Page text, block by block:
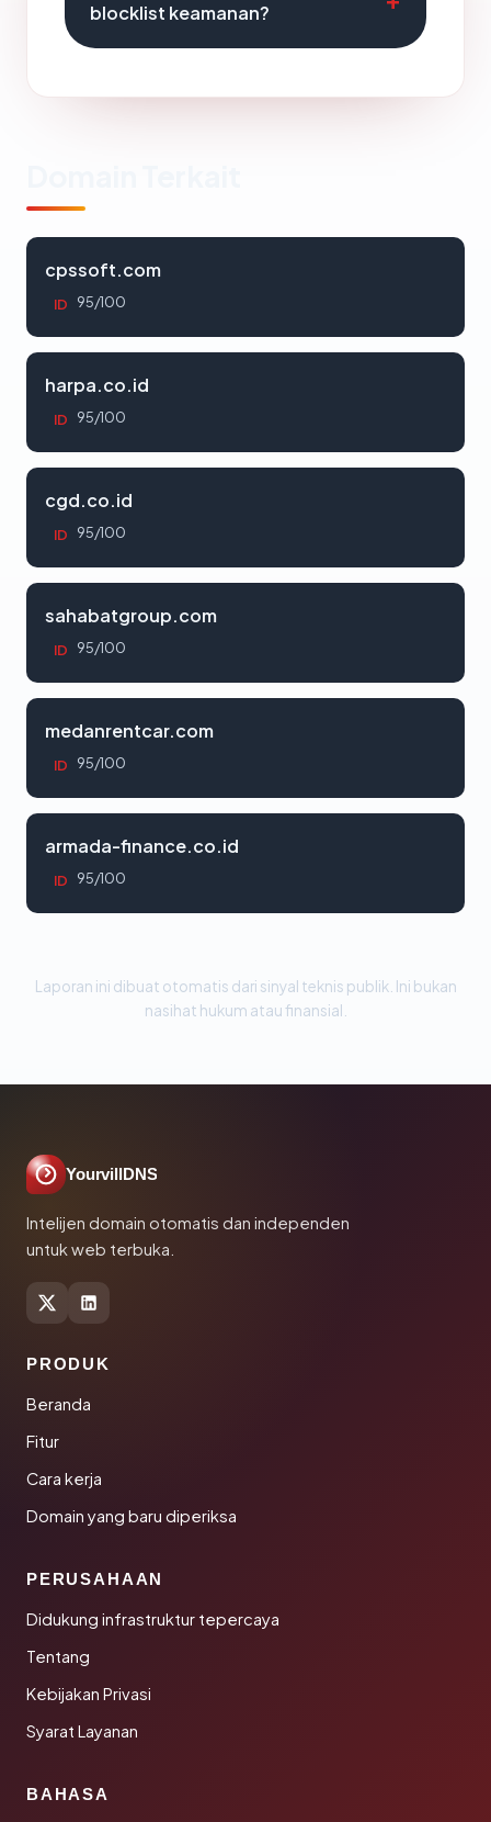
blocklist keamanan?
cpssoft.com
ID 95/100
harpa.co.id
ID 95/100
cgd.co.id
ID 95/100
sahabatgroup.com
ID 95/100
medanrentcar.com
ID 95/100
armada-finance.co.id
ID 95/100
Laporan ini dibuat otomatis dari sinyal teknis publik. Ini bukan
nasihat hukum atau finansial.
YourvillDNS
Intelijen domain otomatis dan independen
untuk web terbuka.
PRODUK
Beranda
Fitur
Cara kerja
Domain yang baru diperiksa
PERUSAHAAN
Didukung infrastruktur tepercaya
Tentang
Kebijakan Privasi
Syarat Layanan
BAHASA